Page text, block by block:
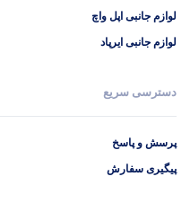
لوازم جانبی اپل واچ
لوازم جانبی ایرپاد
دسترسی سریع
پرسش و پاسخ
پیگیری سفارش